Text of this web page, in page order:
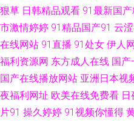
码伦区 九操大香蕉9 91免费国产视
载免费看 欧美性第一页 97资源总站
www青青草AV线 国产午夜福利网一
的五月天 福利成人AV导航 中韩毛片
狠草 日韩精品观看 91最新国
市激情婷婷 91精品国产91 云
在线网站 91直播 91处女 伊人
福利资源网 东方成人在线 国产
国产在线播放网站 亚洲日本视
夜福利网址 欧美在线免费看 日
片91 操久婷婷 91视频你懂得